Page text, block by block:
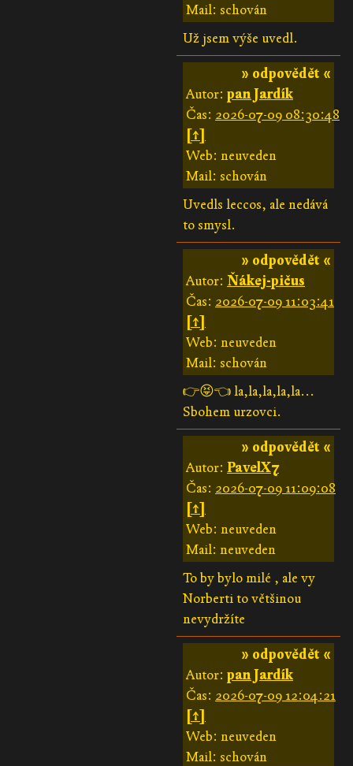
Mail: schován
Už jsem výše uvedl.
» odpovědět «
Autor: pan Jardík
Čas: 2026-07-09 08:30:48
[↑]
Web: neuveden
Mail: schován
Uvedls leccos, ale nedává
to smysl.
» odpovědět «
Autor: Ňákej-pičus
Čas: 2026-07-09 11:03:41
[↑]
Web: neuveden
Mail: schován
👉😝👈 la,la,la,la,la...
Sbohem urzovci.
» odpovědět «
Autor: PavelX7
Čas: 2026-07-09 11:09:08
[↑]
Web: neuveden
Mail: neuveden
To by bylo milé , ale vy
Norberti to většinou
nevydržíte
» odpovědět «
Autor: pan Jardík
Čas: 2026-07-09 12:04:21
[↑]
Web: neuveden
Mail: schován